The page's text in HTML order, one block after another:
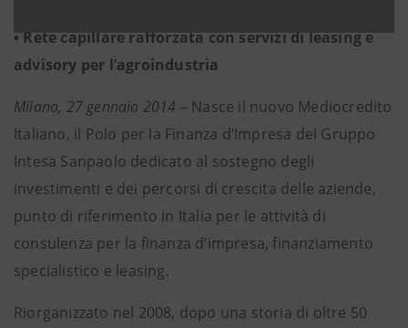
• Rete capillare rafforzata con servizi di leasing e
advisory per l’agroindustria
Milano, 27 gennaio 2014 – Nasce il nuovo Mediocredito
Italiano, il Polo per la Finanza d’Impresa del Gruppo
Intesa Sanpaolo dedicato al sostegno degli
investimenti e dei percorsi di crescita delle aziende,
punto di riferimento in Italia per le attività di
consulenza per la finanza d’impresa, finanziamento
specialistico e leasing.
Riorganizzato nel 2008, dopo una storia di oltre 50